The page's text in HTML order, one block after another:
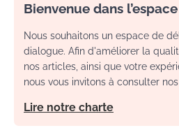
Bienvenue dans
Nous souhaitons un espace de
dialogue. Afin d'améliorer la
nos articles, ainsi que votre
nous vous invitons à consulter
Lire notre charte